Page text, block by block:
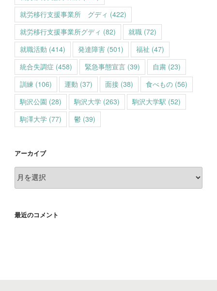
就労移行支援事業所 グディ (422)
就労移行支援事業所グディ (82) 就職 (72)
就職活動 (414) 発達障害 (501) 福祉 (47)
統合失調症 (458) 緊急事態宣言 (39) 自粛 (23)
訓練 (106) 運動 (37) 面接 (38) 食べもの (56)
駒沢公園 (28) 駒沢大学 (263) 駒沢大学駅 (52)
駒澤大学 (77) 鬱 (39)
アーカイブ
ア
ー
イ
最近のコメント